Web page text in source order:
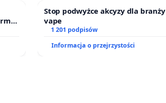
Stop podwyżce akcyzy dla branży
vape
1 201 podpisów
Informacja o przejrzystości